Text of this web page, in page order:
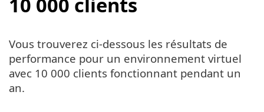
Vous trouverez ci-dessous les résultats de
performance pour un environnement virtuel
avec 10 000 clients fonctionnant pendant un
an.